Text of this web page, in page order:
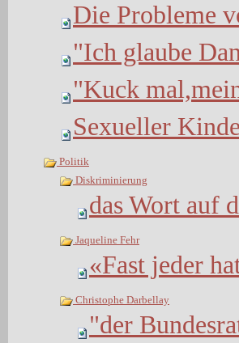
Die Probleme
"Ich glaube
"Kuck
Sexueller
Politik
Diskriminierung
das Wort auf
Jaqueline Fehr
«Fast jeder
Christophe Darbellay
"der